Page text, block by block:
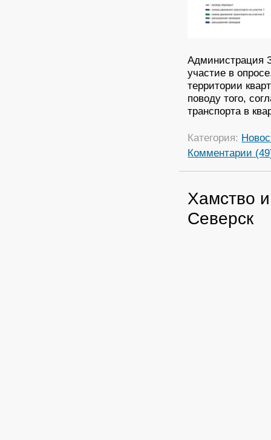
Администрация
участие в
территории
поводу того,
транспорта в
Категория:
Комментарии
Хамство
Северск